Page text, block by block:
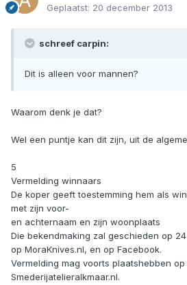
Geplaatst: 20 december 2013
schreef carpin:
Dit is alleen voor mannen?
Waarom denk je dat?
Wel een puntje kan dit zijn, uit de
5
Vermelding winnaars
De koper geeft toestemming hem als
met zijn voor-
en achternaam en zijn woonplaats
Die bekendmaking zal geschieden op
op MoraKnives.nl, en op Facebook.
Vermelding mag voorts plaatshebben
Smederijatelieralkmaar.nl.